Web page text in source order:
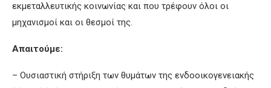
εκμεταλλευτικής κοινωνίας και που τρέφουν όλοι οι
μηχανισμοί και οι θεσμοί της.
Απαιτούμε:
– Ουσιαστική στήριξη των θυμάτων της ενδοοικογενειακής